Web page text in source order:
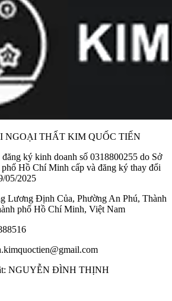
NGOẠI THẤT KIM QUỐC TIẾN
ký kinh doanh số 0318800255 do Sở
Hồ Chí Minh cấp và đăng ký thay đổi
05/2025
Lương Định Của, Phường An Phú, Thành
phố Hồ Chí Minh, Việt Nam
NGUYỄN ĐÌNH THỊNH